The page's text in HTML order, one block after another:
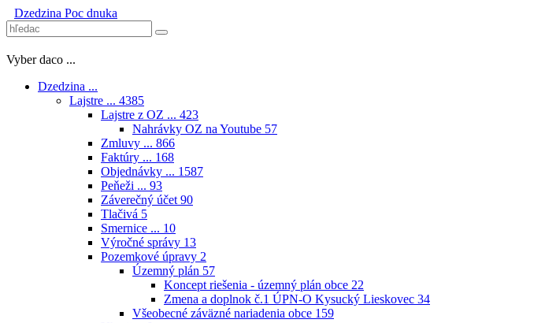
Dzedzina Poc dnuka
Vyber daco ...
Dzedzina ...
Lajstre ... 4385
Lajstre z OZ ... 423
Nahrávky OZ na Youtube 57
Zmluvy ... 866
Faktúry ... 168
Objednávky ... 1587
Peňeži ... 93
Záverečný účet 90
Tlačivá 5
Smernice ... 10
Výročné správy 13
Pozemkové úpravy 2
Územný plán 57
Koncept riešenia - územný plán obce 22
Zmena a doplnok č.1 ÚPN-O Kysucký Lieskovec 34
Všeobecné záväzné nariadenia obce 159